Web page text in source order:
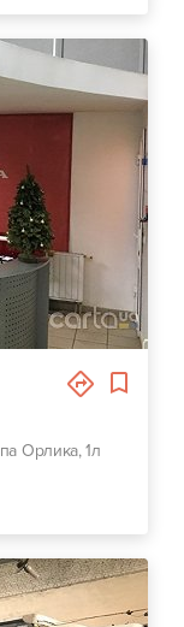
Орлика, 1л